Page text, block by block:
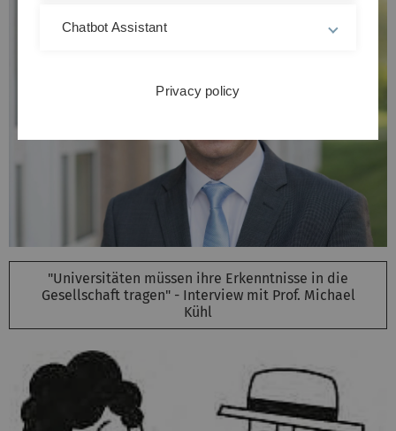
"Universitäten müssen ihre Erkenntnisse in die
Gesellschaft tragen" - Interview mit Prof. Michael
Kühl
Chatbot Assistant
Privacy policy